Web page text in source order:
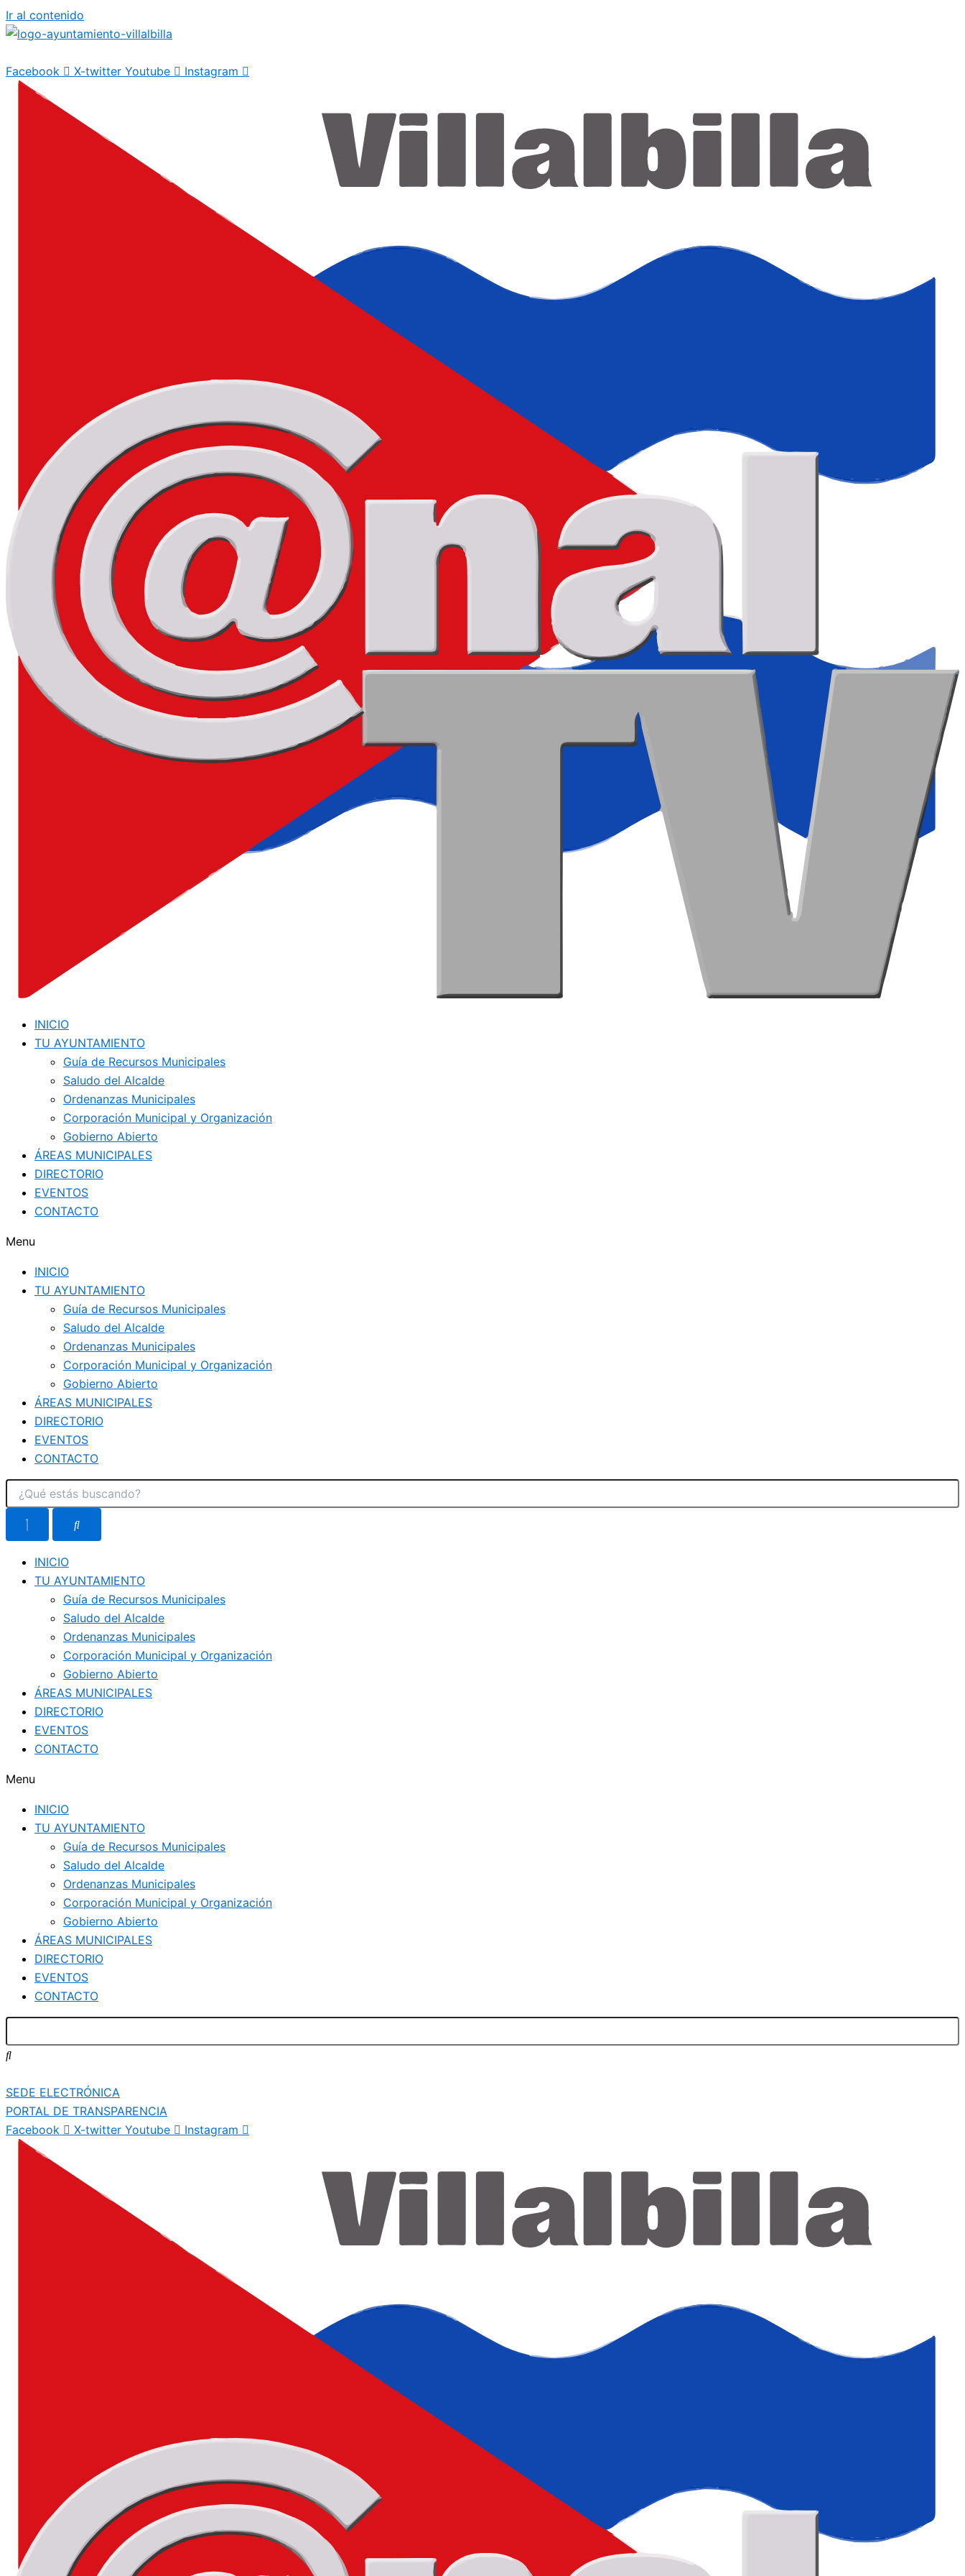
Ir al contenido
Facebook X-twitter Youtube Instagram
INICIO
TU AYUNTAMIENTO
Guía de Recursos Municipales
Saludo del Alcalde
Ordenanzas Municipales
Corporación Municipal y Organización
Gobierno Abierto
ÁREAS MUNICIPALES
DIRECTORIO
EVENTOS
CONTACTO
Menu
INICIO
TU AYUNTAMIENTO
Guía de Recursos Municipales
Saludo del Alcalde
Ordenanzas Municipales
Corporación Municipal y Organización
Gobierno Abierto
ÁREAS MUNICIPALES
DIRECTORIO
EVENTOS
CONTACTO
INICIO
TU AYUNTAMIENTO
Guía de Recursos Municipales
Saludo del Alcalde
Ordenanzas Municipales
Corporación Municipal y Organización
Gobierno Abierto
ÁREAS MUNICIPALES
DIRECTORIO
EVENTOS
CONTACTO
Menu
INICIO
TU AYUNTAMIENTO
Guía de Recursos Municipales
Saludo del Alcalde
Ordenanzas Municipales
Corporación Municipal y Organización
Gobierno Abierto
ÁREAS MUNICIPALES
DIRECTORIO
EVENTOS
CONTACTO
SEDE ELECTRÓNICA
PORTAL DE TRANSPARENCIA
Facebook
X-twitter Youtube Instagram